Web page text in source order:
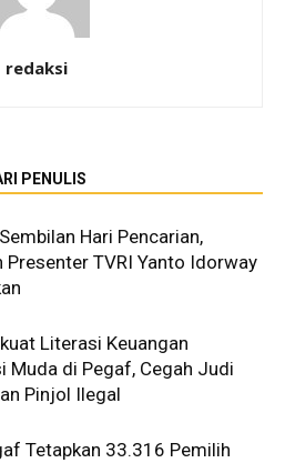
redaksi
PENULIS
Hari Pencarian,
Presenter TVRI Yanto Idorway
Literasi Keuangan
Muda di Pegaf, Cegah Judi
Pinjol Ilegal
Tetapkan 33.316 Pemilih